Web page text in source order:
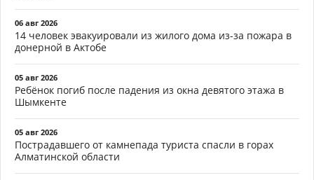
06 авг 2026
14 человек эвакуировали из жилого дома из-за пожара в
донерной в Актобе
05 авг 2026
Ребёнок погиб после падения из окна девятого этажа в
Шымкенте
05 авг 2026
Пострадавшего от камнепада туриста спасли в горах
Алматинской области